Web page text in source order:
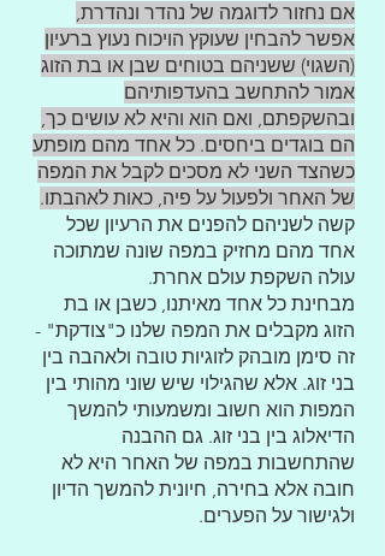
אם נחזור לדוגמה של נהדר ונהדרת,
אפשר להבחין שעוקץ הויכוח נעוץ ברעיון
(השגוי) ששניהם בטוחים שבן או בת הזוג
אמור להתחשב בהעדפותיהם
ובהשקפתם, ואם הוא והיא לא עושים כך,
הם בוגדים ביחסים. כל אחד מהם מופתע
כשהצד השני לא מסכים לקבל את המפה
של האחר ולפעול על פיה, כאות לאהבתו.
קשה לשניהם להפנים את הרעיון שכל
אחד מהם מחזיק במפה שונה שמתוכה
עולה השקפת עולם אחרת.
מבחינת כל אחד מאיתנו, כשבן או בת
הזוג מקבלים את המפה שלנו כ"צודקת" -
זה סימן מובהק לזוגיות טובה ולאהבה בין
בני זוג. אלא שהגילוי שיש שוני מהותי בין
המפות הוא חשוב ומשמעותי להמשך
הדיאלוג בין בני זוג. גם ההבנה
שהתחשבות במפה של האחר היא לא
חובה אלא בחירה, חיונית להמשך הדיון
ולגישור על הפערים.